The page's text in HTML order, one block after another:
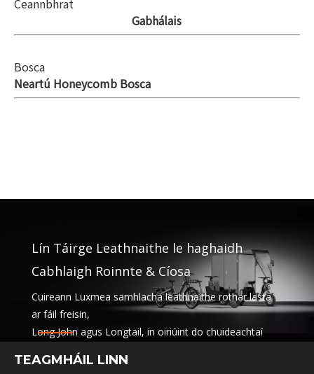
Gabhálais
Bosca
Neartú Honeycomb Bosca
Lín Táirge Leathnaithe le haghaidh
Cabhlaigh Roinnte & Cíosa
Cuireann Luxmea samhlacha leathnaithe rothar lasta
ar fáil freisin,
Long John agus Longtail, in oiriúint do chuideachtaí
seirbhísí a roinnt agus cabhlaigh ar cíos.
TEAGMHÁIL LINN